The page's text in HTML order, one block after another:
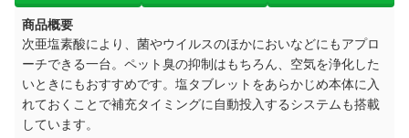
商品概要
次亜塩素酸により、菌やウイルスのほかにおいなどにもアプロ
ーチできる一台。ペット臭の抑制はもちろん、空気を浄化した
いときにもおすすめです。塩タブレットをあらかじめ本体に入
れておくことで補充タイミングに自動投入するシステムも搭載
しています。